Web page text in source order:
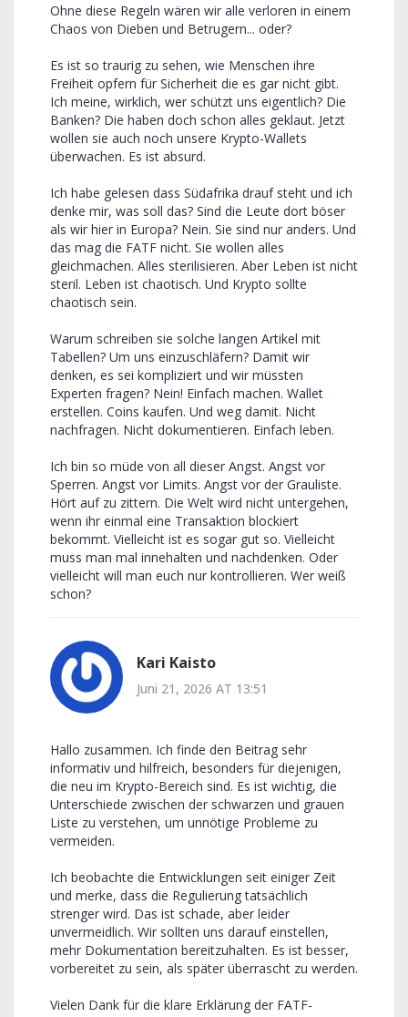
Ohne diese Regeln wären wir alle verloren in einem
Chaos von Dieben und Betrugern... oder?
Es ist so traurig zu sehen, wie Menschen ihre
Freiheit opfern für Sicherheit die es gar nicht gibt.
Ich meine, wirklich, wer schützt uns eigentlich? Die
Banken? Die haben doch schon alles geklaut. Jetzt
wollen sie auch noch unsere Krypto-Wallets
überwachen. Es ist absurd.
Ich habe gelesen dass Südafrika drauf steht und ich
denke mir, was soll das? Sind die Leute dort böser
als wir hier in Europa? Nein. Sie sind nur anders. Und
das mag die FATF nicht. Sie wollen alles
gleichmachen. Alles sterilisieren. Aber Leben ist nicht
steril. Leben ist chaotisch. Und Krypto sollte
chaotisch sein.
Warum schreiben sie solche langen Artikel mit
Tabellen? Um uns einzuschläfern? Damit wir
denken, es sei kompliziert und wir müssten
Experten fragen? Nein! Einfach machen. Wallet
erstellen. Coins kaufen. Und weg damit. Nicht
nachfragen. Nicht dokumentieren. Einfach leben.
Ich bin so müde von all dieser Angst. Angst vor
Sperren. Angst vor Limits. Angst vor der Grauliste.
Hört auf zu zittern. Die Welt wird nicht untergehen,
wenn ihr einmal eine Transaktion blockiert
bekommt. Vielleicht ist es sogar gut so. Vielleicht
muss man mal innehalten und nachdenken. Oder
vielleicht will man euch nur kontrollieren. Wer weiß
schon?
Kari Kaisto
Juni 21, 2026 AT 13:51
Hallo zusammen. Ich finde den Beitrag sehr
informativ und hilfreich, besonders für diejenigen,
die neu im Krypto-Bereich sind. Es ist wichtig, die
Unterschiede zwischen der schwarzen und grauen
Liste zu verstehen, um unnötige Probleme zu
vermeiden.
Ich beobachte die Entwicklungen seit einiger Zeit
und merke, dass die Regulierung tatsächlich
strenger wird. Das ist schade, aber leider
unvermeidlich. Wir sollten uns darauf einstellen,
mehr Dokumentation bereitzuhalten. Es ist besser,
vorbereitet zu sein, als später überrascht zu werden.
Vielen Dank für die klare Erklärung der FATF-